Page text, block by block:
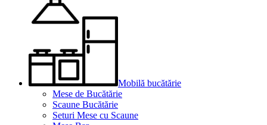
Mobilă bucătărie
Mese de Bucătărie
Scaune Bucătărie
Seturi Mese cu Scaune